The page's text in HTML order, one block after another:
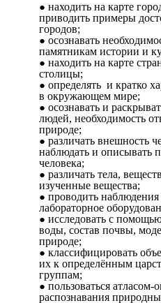
находить на карте
приводить примеры
городов;
осознавать
памятникам истории и
находить на карте
столицы;
определять и кратко
в окружающем мире;
осознавать и
людей, необходимость
природе;
различать внешность
наблюдать и описывать
человека;
различать тела,
изученные вещества;
проводить
лабораторное
исследовать с
воды, состав почвы,
природе;
классифицировать
их к определённым
группам;
пользоваться атласом-
распознавания